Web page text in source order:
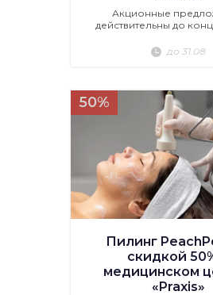
Акционные
действительны до
до 31.08
50%
Пилинг
скидкой
медицинском
«Praxis»